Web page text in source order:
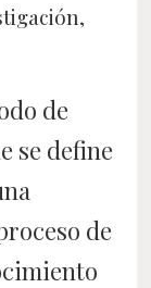
de
se define
de